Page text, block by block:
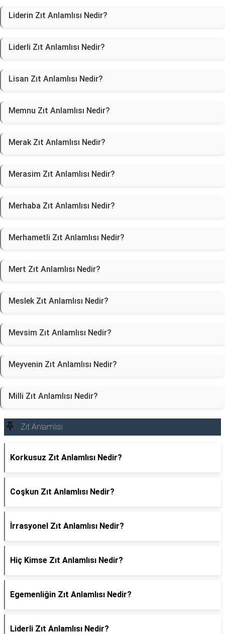
Liderin Zıt Anlamlısı Nedir?
Liderli Zıt Anlamlısı Nedir?
Lisan Zıt Anlamlısı Nedir?
Memnu Zıt Anlamlısı Nedir?
Merak Zıt Anlamlısı Nedir?
Merasim Zıt Anlamlısı Nedir?
Merhaba Zıt Anlamlısı Nedir?
Merhametli Zıt Anlamlısı Nedir?
Mert Zıt Anlamlısı Nedir?
Meslek Zıt Anlamlısı Nedir?
Mevsim Zıt Anlamlısı Nedir?
Meyvenin Zıt Anlamlısı Nedir?
Milli Zıt Anlamlısı Nedir?
Zıt Anlamlısı
Korkusuz Zıt Anlamlısı Nedir?
Coşkun Zıt Anlamlısı Nedir?
İrrasyonel Zıt Anlamlısı Nedir?
Hiç Kimse Zıt Anlamlısı Nedir?
Egemenliğin Zıt Anlamlısı Nedir?
Liderli Zıt Anlamlısı Nedir?